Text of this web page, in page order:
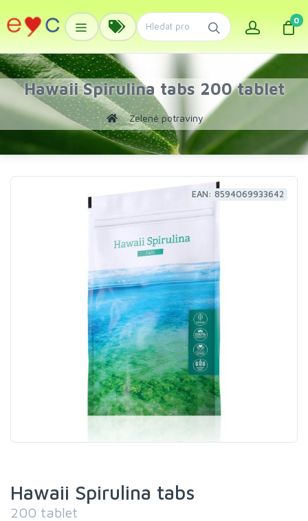
0
Hawaii Spirulina tabs 200 tablet
Zelené potraviny
EAN: 8594069933642
Hawaii Spirulina tabs
200 tablet